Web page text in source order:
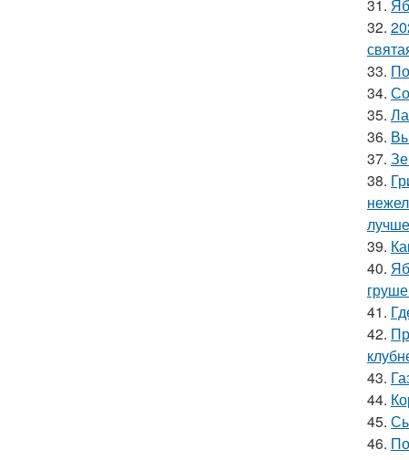
31.
32.
33.
34.
35.
36.
37.
38.
39.
40.
41.
42.
43.
44.
45.
46.